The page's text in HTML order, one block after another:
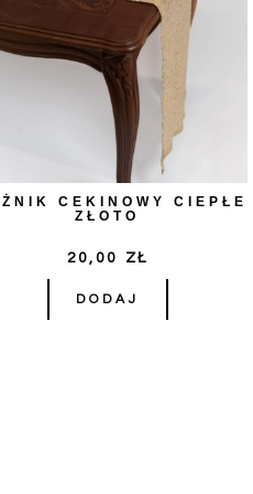
CEKINOWY CIEPŁE
ZŁOTO
20,00 ZŁ
DODAJ